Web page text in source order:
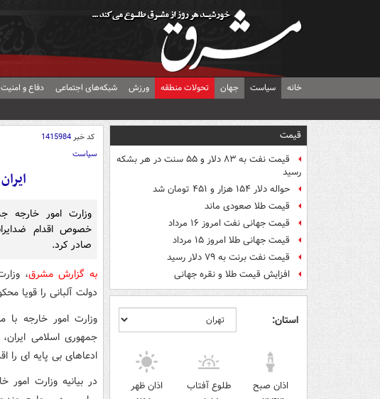
خانه سیاست جهان تحولات منطقه ورزش شبکه‌های اجتماعی دفاع و امنیت
قیمت
قیمت نفت به ۸۳ دلار و ۵۵ سنت در هر بشکه
رسید
حواله دلار ۱۵۴ هزار و ۴۵۱ تومان شد
قیمت طلا صعودی ماند
قیمت جهانی نفت امروز ۱۶ مرداد
قیمت جهانی طلا امروز ۱۵ مرداد
قیمت نفت برنت به ۷۹ دلار رسید
افزایش قیمت طلا و نقره جهانی
استان:
اذان صبح
طلوع آفتاب
اذان ظهر
کد خبر1415984
سیاست
وزارت امور خارجه
خصوص اقدام
صادر کرد.
به گزارش مشرق،
دولت آلبانی را قویا
وزارت امور خارجه
جمهوری اسلامی
ادعاهای بی پایه ای را
در بیانیه وزارت